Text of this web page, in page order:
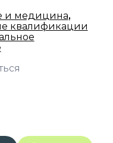
и медицина,
квалификации